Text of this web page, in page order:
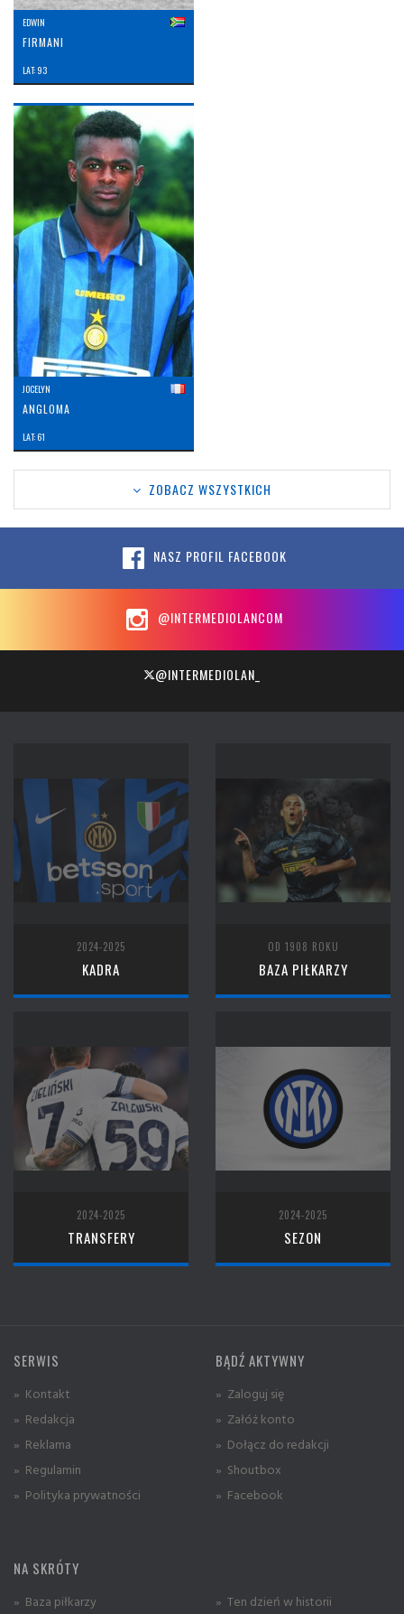
EDWIN
FIRMANI
LAT: 93
JOCELYN
ANGLOMA
LAT: 61
ZOBACZ WSZYSTKICH
NASZ PROFIL FACEBOOK
@INTERMEDIOLANCOM
@INTERMEDIOLAN_
2024-2025
KADRA
OD 1908 ROKU
BAZA PIŁKARZY
2024-2025
TRANSFERY
2024-2025
SEZON
SERWIS
» Kontakt
» Redakcja
» Reklama
» Regulamin
» Polityka prywatności
BĄDŹ AKTYWNY
» Zaloguj się
» Załóż konto
» Dołącz do redakcji
» Shoutbox
» Facebook
NA SKRÓTY
» Baza piłkarzy » Ten dzień w historii